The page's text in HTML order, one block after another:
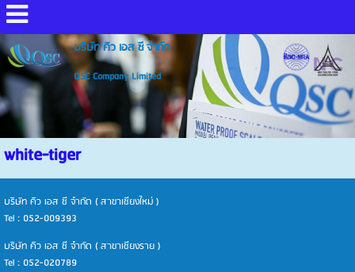
บริษัท คิว เอส ซี จำกัด
QSC Company Limited
white-tiger
บริษัท คิว เอส ซี จำกัด ( สาขาเชียงใหม่ )
Tel : 052-009393
บริษัท คิว เอส ซี จำกัด ( สาขาเชียงราย )
Tel : 052-020789